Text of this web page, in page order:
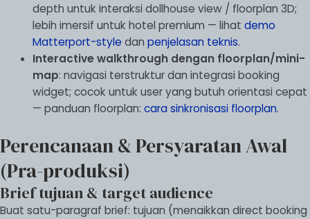
depth untuk interaksi dollhouse view / floorplan 3D;
lebih imersif untuk hotel premium — lihat demo
Matterport-style dan penjelasan teknis.
Interactive walkthrough dengan floorplan/mini-
map: navigasi terstruktur dan integrasi booking
widget; cocok untuk user yang butuh orientasi cepat
— panduan floorplan: cara sinkronisasi floorplan.
Perencanaan & Persyaratan Awal
(Pra-produksi)
Brief tujuan & target audience
Buat satu-paragraf brief: tujuan (menaikkan direct booking